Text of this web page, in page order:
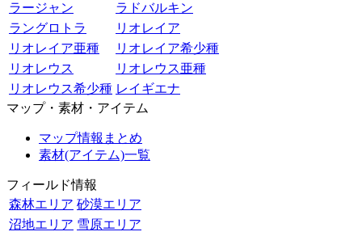
ラージャン
ラドバルキン
ラングロトラ
リオレイア
リオレイア亜種
リオレイア希少種
リオレウス
リオレウス亜種
リオレウス希少種 レイギエナ
マップ・素材・アイテム
マップ情報まとめ
素材(アイテム)一覧
フィールド情報
森林エリア 砂漠エリア
沼地エリア 雪原エリア